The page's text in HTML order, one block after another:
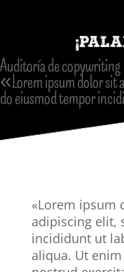
Auditoría de copywriting
«Lorem ipsum dolor sit
do eiusmod tempor
«Lorem ipsum
adipiscing elit,
incididunt ut
aliqua. Ut